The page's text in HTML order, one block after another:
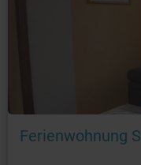
Ferienwohnung